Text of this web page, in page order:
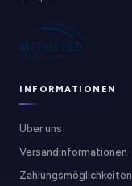
INFORMATIONEN
Über uns
Versandinformationen
Zahlungsmöglichkeiten